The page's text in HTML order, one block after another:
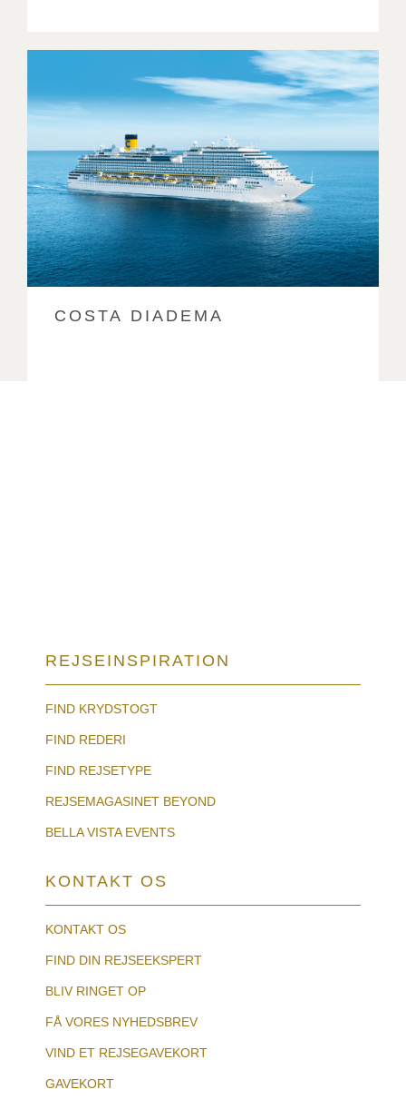
COSTA DIADEMA
REJSEINSPIRATION
FIND KRYDSTOGT
FIND REDERI
FIND REJSETYPE
REJSEMAGASINET BEYOND
BELLA VISTA EVENTS
KONTAKT OS
KONTAKT OS
FIND DIN REJSEEKSPERT
BLIV RINGET OP
FÅ VORES NYHEDSBREV
VIND ET REJSEGAVEKORT
GAVEKORT